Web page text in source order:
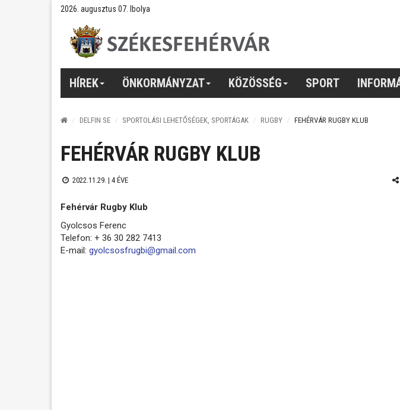
2026. augusztus 07. Ibolya
HÍREK ÖNKORMÁNYZAT KÖZÖSSÉG SPORT
DELFIN SE SPORTOLÁSI LEHETŐSÉGEK, SPORTÁGAK RUGBY FEHÉRVÁR RUGBY KLUB
FEHÉRVÁR RUGBY KLUB
2022.11.29. | 4 ÉVE
Fehérvár Rugby Klub
Gyolcsos Ferenc
Telefon: + 36 30 282 7413
E-mail: gyolcsosfrugbi@gmail.com